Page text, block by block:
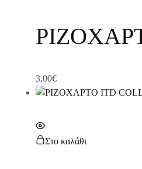
3,00€
Στο καλάθι